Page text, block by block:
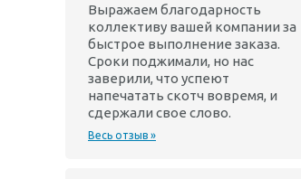
Выражаем благодарность
коллективу вашей компании за
быстрое выполнение заказа.
Сроки поджимали, но нас
заверили, что успеют
напечатать скотч вовремя, и
сдержали свое слово.
Весь отзыв »